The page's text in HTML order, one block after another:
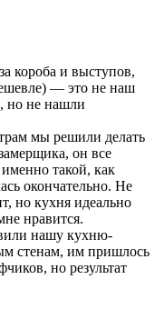
короба и выступов,
— это не наш
но не нашли
мы решили делать
он все
такой, как
окончательно. Не
но кухня идеально
нравится.
нашу кухню-
стенам, им пришлось
но результат